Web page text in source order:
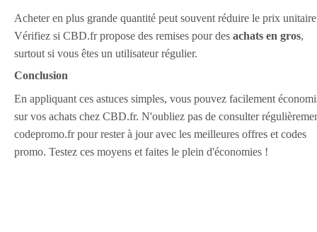
Acheter en plus grande quantité peut souvent réduire le prix
Vérifiez si CBD.fr propose des remises pour des achats en gros,
surtout si vous êtes un utilisateur régulier.
Conclusion
En appliquant ces astuces simples, vous pouvez facilement
sur vos achats chez CBD.fr. N'oubliez pas de consulter
codepromo.fr pour rester à jour avec les meilleures offres et codes
promo. Testez ces moyens et faites le plein d'économies !